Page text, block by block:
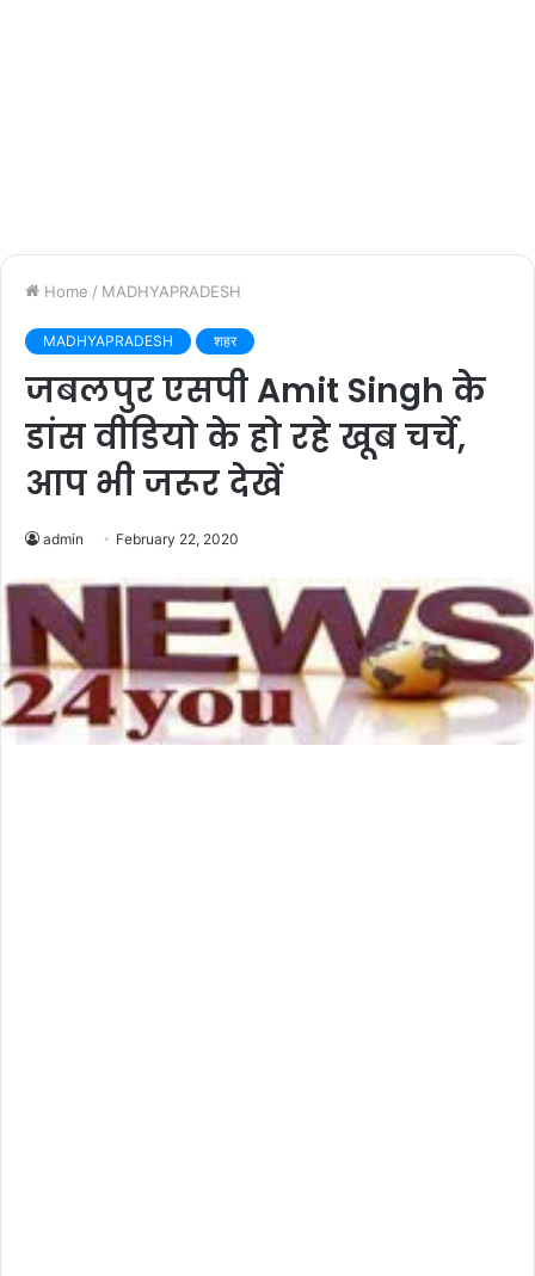
Home / MADHYAPRADESH
MADHYAPRADESH शहर
जबलपुर एसपी Amit Singh के
डांस वीडियो के हो रहे खूब चर्चे,
आप भी जरूर देखें
admin February 22, 2020